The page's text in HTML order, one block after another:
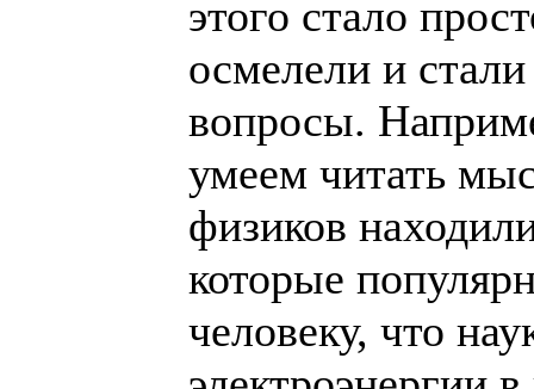
этого стало
осмелели и
вопросы.
умеем читать
физиков
которые
человеку, что